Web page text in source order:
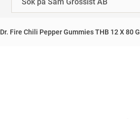
Dr. Fire Chili Pepper Gummies THB 12 X 80 G